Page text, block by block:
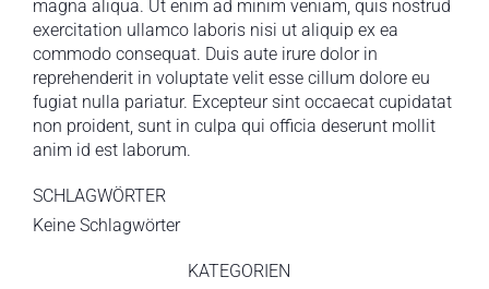
magna aliqua. Ut enim ad minim veniam, quis nostrud
exercitation ullamco laboris nisi ut aliquip ex ea
commodo consequat. Duis aute irure dolor in
reprehenderit in voluptate velit esse cillum dolore eu
fugiat nulla pariatur. Excepteur sint occaecat cupidatat
non proident, sunt in culpa qui officia deserunt mollit
anim id est laborum.
SCHLAGWÖRTER
Keine Schlagwörter
KATEGORIEN